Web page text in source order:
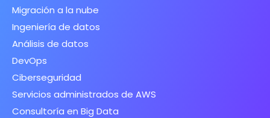
Migración a la nube
Ingeniería de datos
Análisis de datos
DevOps
Ciberseguridad
Servicios administrados de AWS
Consultoría en Big Data